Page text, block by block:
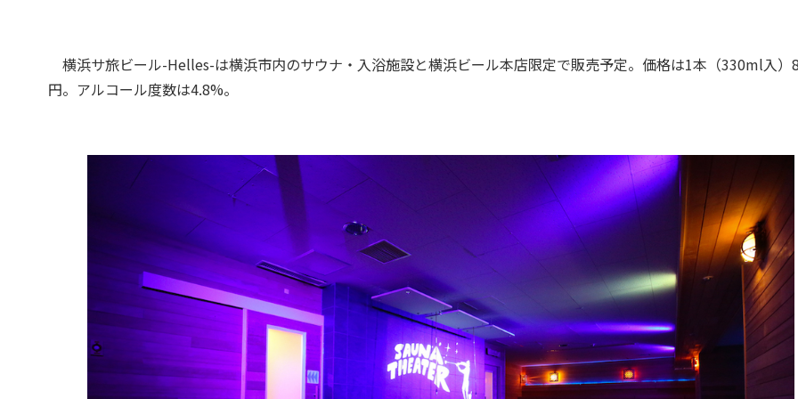
横浜サ旅ビール-Helles-は横浜市内のサウナ・入浴施設と横浜ビール本店限定で販売予定。価格は1本（330ml入）
円。アルコール度数は4.8%。